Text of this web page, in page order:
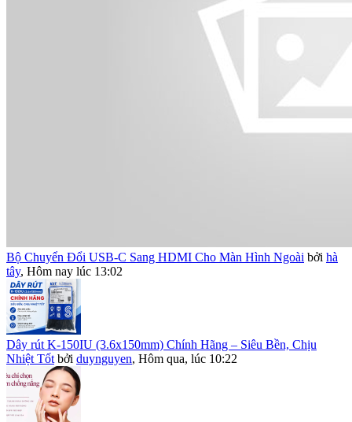
Bộ Chuyển Đổi USB-C Sang HDMI Cho Màn Hình Ngoài bởi hà
tây, Hôm nay lúc 13:02
Dây rút K-150IU (3.6x150mm) Chính Hãng – Siêu Bền, Chịu
Nhiệt Tốt bởi duynguyen, Hôm qua, lúc 10:22